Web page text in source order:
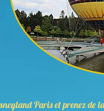
Paris et prenez